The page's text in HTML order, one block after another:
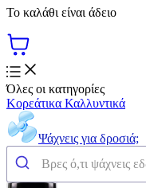
Το καλάθι είναι άδειο
Όλες οι κατηγορίες
Κορεάτικα Καλλυντικά
Ψάχνεις για δροσιά;